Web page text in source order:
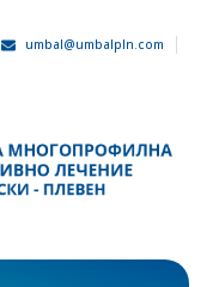
umbal@umbalpln.com